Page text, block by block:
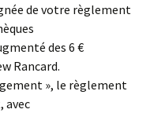
de votre règlement
des 6 €
Rancard.
», le règlement
avec